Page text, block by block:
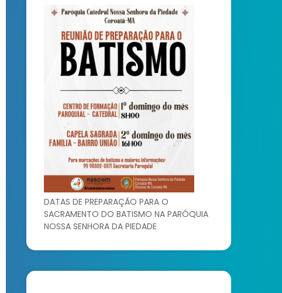
DATAS DE PREPARAÇÃO PARA O
SACRAMENTO DO BATISMO NA PARÓQUIA
NOSSA SENHORA DA PIEDADE